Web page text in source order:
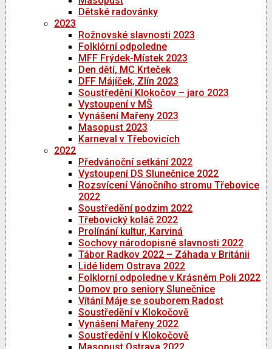
Dětské radovánky
2023
Rožnovské slavnosti 2023
Folklórní odpoledne
MFF Frýdek-Místek 2023
Den dětí, MC Krteček
DFF Májíček, Zlín 2023
Soustředění Klokočov – jaro 2023
Vystoupení v MŠ
Vynášení Mařeny 2023
Masopust 2023
Karneval v Třebovicích
2022
Předvánoční setkání 2022
Vystoupení DS Slunečnice 2022
Rozsvícení Vánočního stromu Třebovice
2022
Soustředění podzim 2022
Třebovický koláč 2022
Prolínání kultur, Karviná
Sochovy národopisné slavnosti 2022
Tábor Radkov 2022 – Záhada v Británii
Lidé lidem Ostrava 2022
Folklorní odpoledne v Krásném Poli 2022
Domov pro seniory Slunečnice
Vítání Máje se souborem Radost
Soustředění v Klokočově
Vynášení Mařeny 2022
Soustředění v Klokočově